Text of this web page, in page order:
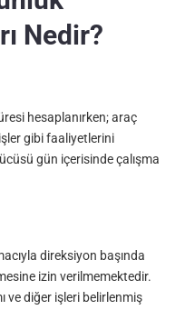
Nedir?
hesaplanırken; araç
gibi faaliyetlerini
gün içerisinde çalışma
direksiyon başında
izin verilmemektedir.
ve diğer işleri belirlenmiş